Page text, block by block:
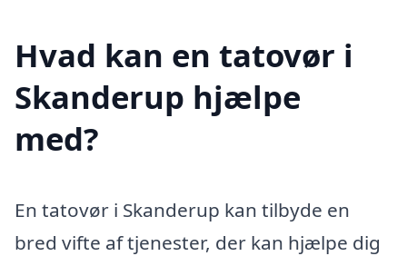
Hvad kan en tatovør i
Skanderup hjælpe
med?
En tatovør i Skanderup kan tilbyde en
bred vifte af tjenester, der kan hjælpe dig